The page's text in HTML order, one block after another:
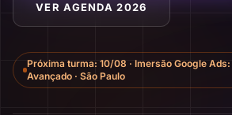
VER AGENDA 2026
Próxima turma: 10/08 · Imersão Google
Avançado · São Paulo